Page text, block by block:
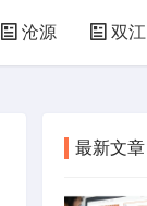
沧源 双江
最新文章